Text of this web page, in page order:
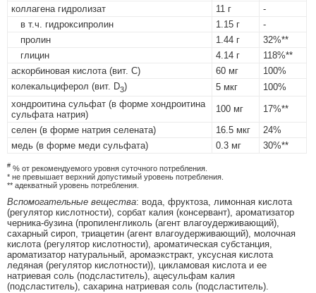
коллагена гидролизат
11 г
-
в т.ч. гидроксипролин
1.15 г
-
пролин
1.44 г
32%**
глицин
4.14 г
118%**
аскорбиновая кислота (вит. C)
60 мг
100%
колекальциферол (вит. D3) 5 мкг
100%
хондроитина сульфат (в форме хондроитина
сульфата натрия)
100 мг
17%**
селен (в форме натрия селената)
16.5 мкг
24%
медь (в форме меди сульфата)
0.3 мг 30%**
# % от рекомендуемого уровня суточного потребления.
* не превышает верхний допустимый уровень потребления.
** адекватный уровень потребления.
Вспомогательные вещества: вода, фруктоза, лимонная кислота
(регулятор кислотности), сорбат калия (консервант), ароматизатор
черника-бузина (пропиленгликоль (агент влагоудерживающий),
сахарный сироп, триацетин (агент влагоудерживающий), молочная
кислота (регулятор кислотности), ароматическая субстанция,
ароматизатор натуральный, аромаэкстракт, уксусная кислота
ледяная (регулятор кислотности)), цикламовая кислота и ее
натриевая соль (подсластитель), ацесульфам калия
(подсластитель), сахарина натриевая соль (подсластитель).